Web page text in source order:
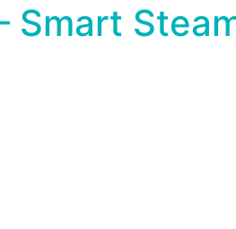
Smart